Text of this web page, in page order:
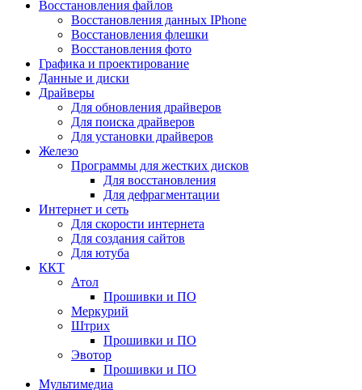
Восстановления файлов
Восстановления данных IPhone
Восстановления флешки
Восстановления фото
Графика и проектирование
Данные и диски
Драйверы
Для обновления драйверов
Для поиска драйверов
Для установки драйверов
Железо
Программы для жестких дисков
Для восстановления
Для дефрагментации
Интернет и сеть
Для скорости интернета
Для создания сайтов
Для ютуба
ККТ
Атол
Прошивки и ПО
Меркурий
Штрих
Прошивки и ПО
Эвотор
Прошивки и ПО
Мультимедиа